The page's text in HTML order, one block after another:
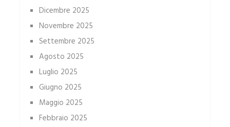
Dicembre 2025
Novembre 2025
Settembre 2025
Agosto 2025
Luglio 2025
Giugno 2025
Maggio 2025
Febbraio 2025